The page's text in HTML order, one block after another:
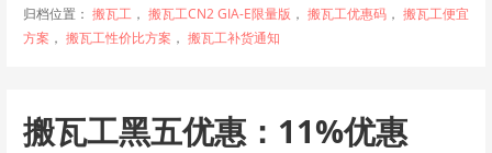
归档位置： 搬瓦工， 搬瓦工CN2 GIA-E限量版 ， 搬瓦工优惠码， 搬瓦工便宜
方案 ， 搬瓦工性价比方案 ， 搬瓦工补货通知
搬瓦工黑五优惠：11%优惠